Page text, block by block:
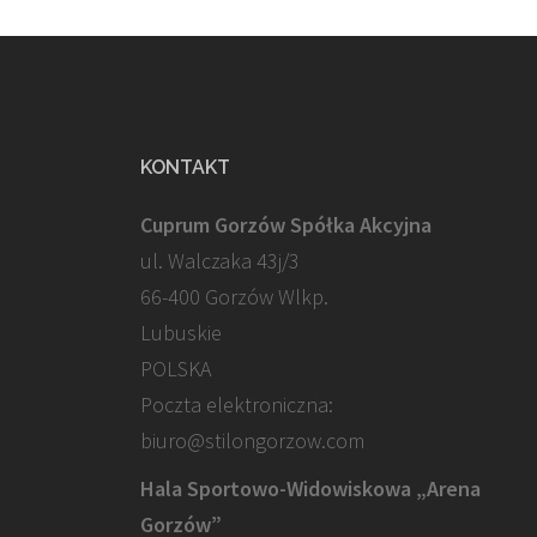
KONTAKT
Cuprum Gorzów Spółka Akcyjna
ul. Walczaka 43j/3
66-400 Gorzów Wlkp.
Lubuskie
POLSKA
Poczta elektroniczna:
biuro@stilongorzow.com
Hala Sportowo-Widowiskowa „Arena
Gorzów”